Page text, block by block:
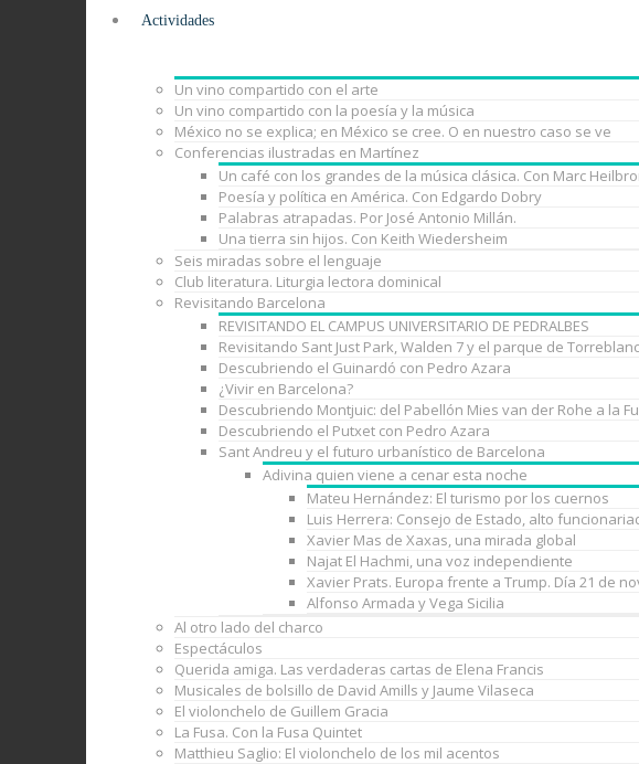
Actividades
Un vino compartido con el arte
Un vino compartido con la poesía y la música
México no se explica; en México se cree. O en nuestro caso se ve
Conferencias ilustradas en Martínez
Un café con los grandes de la música clásica. Con Marc
Poesía y política en América. Con Edgardo Dobry
Palabras atrapadas. Por José Antonio Millán.
Una tierra sin hijos. Con Keith Wiedersheim
Seis miradas sobre el lenguaje
Club literatura. Liturgia lectora dominical
Revisitando Barcelona
REVISITANDO EL CAMPUS UNIVERSITARIO DE PEDRALBES
Revisitando Sant Just Park, Walden 7 y el parque de
Descubriendo el Guinardó con Pedro Azara
¿Vivir en Barcelona?
Descubriendo Montjuic: del Pabellón Mies van der Rohe a la
Descubriendo el Putxet con Pedro Azara
Sant Andreu y el futuro urbanístico de Barcelona
Adivina quien viene a cenar esta noche
Mateu Hernández: El turismo por los cuernos
Luis Herrera: Consejo de Estado, alto
Xavier Mas de Xaxas, una mirada global
Najat El Hachmi, una voz independiente
Xavier Prats. Europa frente a Trump. Día 21 de
Alfonso Armada y Vega Sicilia
Al otro lado del charco
Espectáculos
Querida amiga. Las verdaderas cartas de Elena Francis
Musicales de bolsillo de David Amills y Jaume Vilaseca
El violonchelo de Guillem Gracia
La Fusa. Con la Fusa Quintet
Matthieu Saglio: El violonchelo de los mil acentos